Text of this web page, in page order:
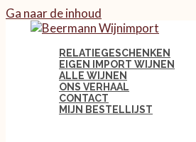
Ga naar de inhoud
RELATIEGESCHENKEN
EIGEN IMPORT WIJNEN
ALLE WIJNEN
ONS VERHAAL
CONTACT
MIJN BESTELLIJST